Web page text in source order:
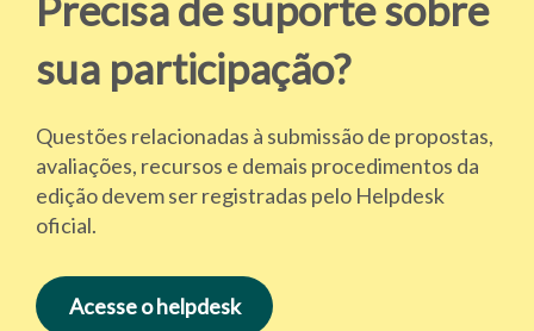
sua participação?
Questões relacionadas à submissão de propostas,
avaliações, recursos e demais procedimentos da
edição devem ser registradas pelo Helpdesk
oficial.
Acesse o helpdesk